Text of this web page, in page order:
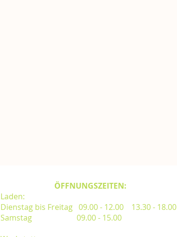
ÖFFNUNGSZEITEN:
Laden:
Dienstag bis Freitag 09.00 - 12.00 13.30 - 18.00
Samstag 09.00 - 15.00